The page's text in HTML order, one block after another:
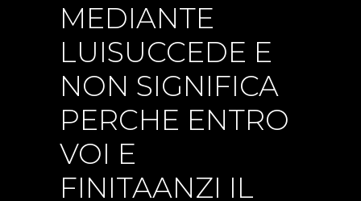
MEDIANTE
LUISUCCEDE E
NON SIGNIFICA
PERCHE ENTRO
VOI E
FINITAANZI IL